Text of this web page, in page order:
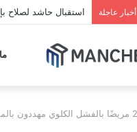
أخبار عاجلة الفاو: العالم سيواجه